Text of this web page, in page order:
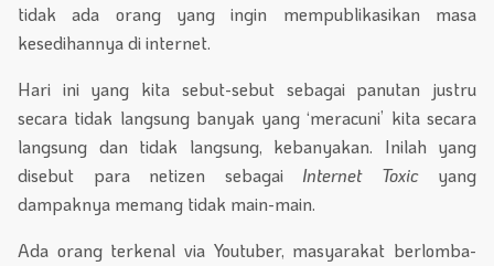
tidak ada orang yang ingin mempublikasikan masa
kesedihannya di internet.
Hari ini yang kita sebut-sebut sebagai panutan justru
secara tidak langsung banyak yang ‘meracuni’ kita secara
langsung dan tidak langsung, kebanyakan. Inilah yang
disebut para netizen sebagai Internet Toxicyang
dampaknya memang tidak main-main.
Ada orang terkenal via Youtuber, masyarakat berlomba-